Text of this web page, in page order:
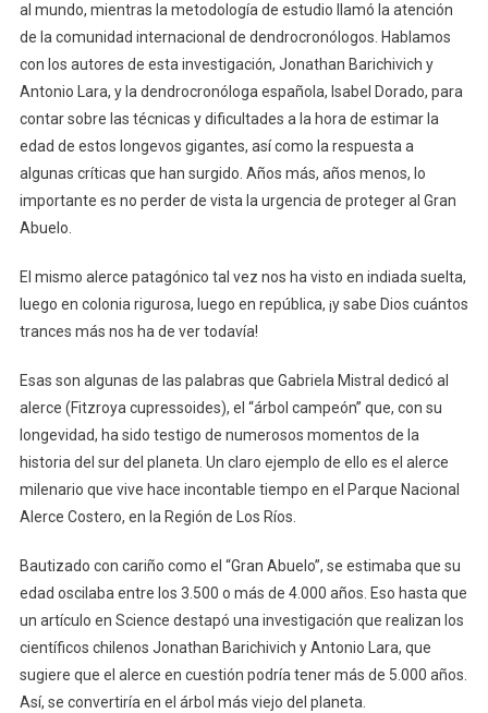
al mundo, mientras la metodología de estudio llamó la atención
de la comunidad internacional de dendrocronólogos. Hablamos
con los autores de esta investigación, Jonathan Barichivich y
Antonio Lara, y la dendrocronóloga española, Isabel Dorado, para
contar sobre las técnicas y dificultades a la hora de estimar la
edad de estos longevos gigantes, así como la respuesta a
algunas críticas que han surgido. Años más, años menos, lo
importante es no perder de vista la urgencia de proteger al Gran
Abuelo.
El mismo alerce patagónico tal vez nos ha visto en indiada suelta,
luego en colonia rigurosa, luego en república, ¡y sabe Dios cuántos
trances más nos ha de ver todavía!
Esas son algunas de las palabras que Gabriela Mistral dedicó al
alerce (Fitzroya cupressoides), el “árbol campeón” que, con su
longevidad, ha sido testigo de numerosos momentos de la
historia del sur del planeta. Un claro ejemplo de ello es el alerce
milenario que vive hace incontable tiempo en el Parque Nacional
Alerce Costero, en la Región de Los Ríos.
Bautizado con cariño como el “Gran Abuelo”, se estimaba que su
edad oscilaba entre los 3.500 o más de 4.000 años. Eso hasta que
un artículo en Science destapó una investigación que realizan los
científicos chilenos Jonathan Barichivich y Antonio Lara, que
sugiere que el alerce en cuestión podría tener más de 5.000 años.
Así, se convertiría en el árbol más viejo del planeta.